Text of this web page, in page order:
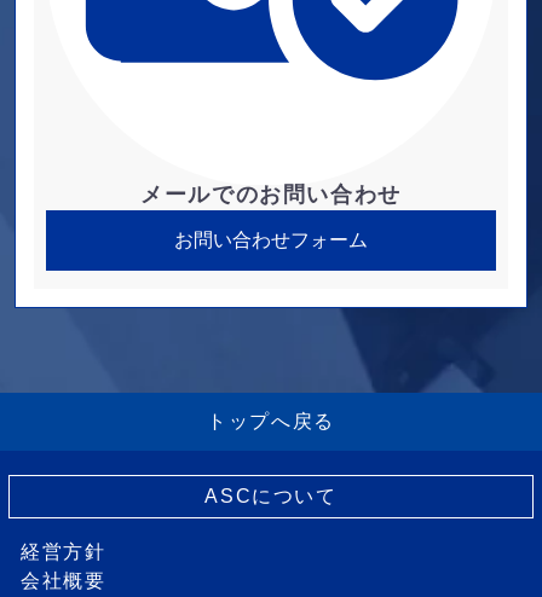
メールでのお問い合わせ
お問い合わせフォーム
トップへ戻る
ASCについて
経営方針
会社概要